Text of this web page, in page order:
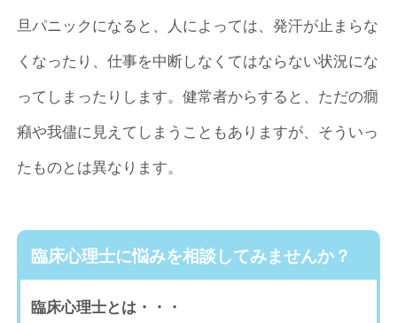
旦パニックになると、人によっては、発汗が止まらな
くなったり、仕事を中断しなくてはならない状況にな
ってしまったりします。健常者からすると、ただの癇
癪や我儘に見えてしまうこともありますが、そういっ
たものとは異なります。
臨床心理士に悩みを相談してみませんか？
臨床心理士とは・・・